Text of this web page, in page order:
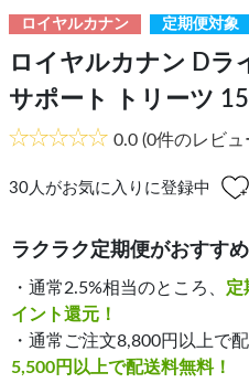
ロイヤルカナン 定期便対象
ロイヤルカナン Dラ
サポート トリーツ
0.0 (0件のレビュ
30人がお気に入りに登録中
ラクラク定期便がおすす
・通常2.5%相当のところ、 定
イント還元！
・通常ご注文8,800円以上で
5,500円以上で配送料無料！